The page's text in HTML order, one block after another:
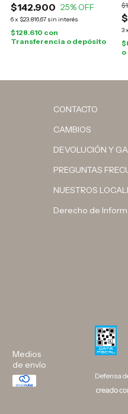
$142.900 25% OFF
6x $23.816,67 sin interés
$128.610 con
Transferencia o depósito
3x
CONTACTO
CAMBIOS
DEVOLUCIÓN Y
PREGUNTAS
NUESTROS
Derecho de
Medios
de envío
Defensa